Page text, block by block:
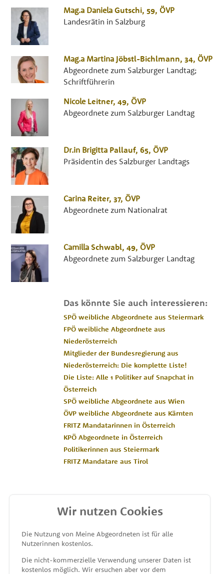
Mag.a Daniela Gutschi, 59, ÖVP
Landesrätin in Salzburg
Mag.a Martina Jöbstl-Bichlmann, 34, ÖVP
Abgeordnete zum Salzburger Landtag;
Schriftführerin
Nicole Leitner, 49, ÖVP
Abgeordnete zum Salzburger Landtag
Dr.in Brigitta Pallauf, 65, ÖVP
Präsidentin des Salzburger Landtags
Carina Reiter, 37, ÖVP
Abgeordnete zum Nationalrat
Camilla Schwabl, 49, ÖVP
Abgeordnete zum Salzburger Landtag
Das könnte Sie auch interessieren:
SPÖ weibliche Abgeordnete aus Steiermark
FPÖ weibliche Abgeordnete aus
Niederösterreich
Mitglieder der Bundesregierung aus
Niederösterreich: Die komplette Liste!
Die Liste: Alle 1 Politiker auf Snapchat in
Österreich
SPÖ weibliche Abgeordnete aus Wien
ÖVP weibliche Abgeordnete aus Kärnten
FRITZ Mandatarinnen in Österreich
KPÖ Abgeordnete in Österreich
Politikerinnen aus Steiermark
FRITZ Mandatare aus Tirol
MEINE ABGEORDNETEN
unterstützt von
Wir nutzen Cookies
Die Nutzung von Meine Abgeordneten ist für alle
Nutzerinnen kostenlos.
Die nicht-kommerzielle Verwendung unserer Daten ist
kostenlos möglich. Wir ersuchen aber vor dem